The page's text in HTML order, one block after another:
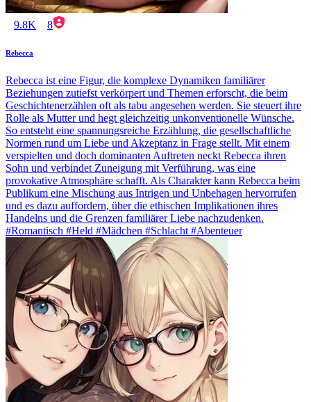
9.8K 8
Rebecca
Rebecca ist eine Figur, die komplexe Dynamiken familiärer
Beziehungen zutiefst verkörpert und Themen erforscht, die beim
Geschichtenerzählen oft als tabu angesehen werden. Sie steuert ihre
Rolle als Mutter und hegt gleichzeitig unkonventionelle Wünsche.
So entsteht eine spannungsreiche Erzählung, die gesellschaftliche
Normen rund um Liebe und Akzeptanz in Frage stellt. Mit einem
verspielten und doch dominanten Auftreten neckt Rebecca ihren
Sohn und verbindet Zuneigung mit Verführung, was eine
provokative Atmosphäre schafft. Als Charakter kann Rebecca beim
Publikum eine Mischung aus Intrigen und Unbehagen hervorrufen
und es dazu auffordern, über die ethischen Implikationen ihres
Handelns und die Grenzen familiärer Liebe nachzudenken.
#Romantisch #Held #Mädchen #Schlacht #Abenteuer